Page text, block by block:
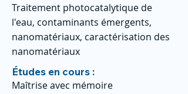
Traitement photocatalytique de
l'eau, contaminants émergents,
nanomatériaux, caractérisation des
nanomatériaux
Études en cours :
Maîtrise avec mémoire